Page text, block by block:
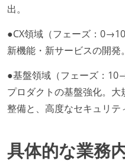
出。
●CX領域（フェーズ：0→10
新機能・新サービスの開発。
●基盤領域（フェーズ：
プロダクトの基盤強化。
整備と、高度なセキュリテ
具体的な業務